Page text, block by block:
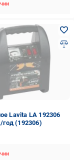
Lavita LA 192306
год (192306)